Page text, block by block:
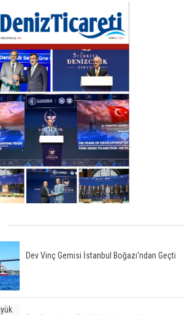
Dev Vinç Gemisi İstanbul Boğazı'ndan Geçti